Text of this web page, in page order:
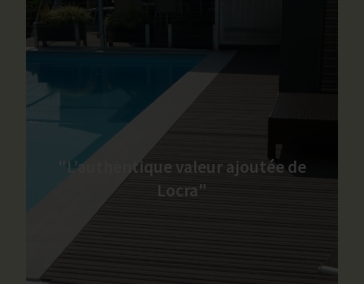
"L’authentique valeur ajoutée de
Locra"